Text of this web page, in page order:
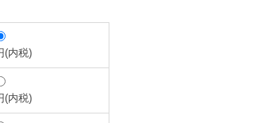
(内税)
(内税)